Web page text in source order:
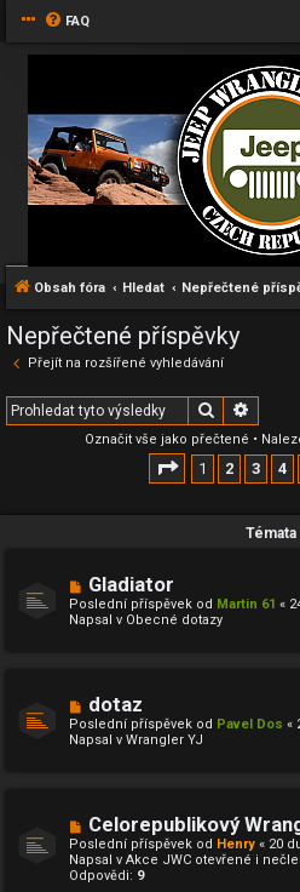
FAQ
Obsah fóra Hledat Nepřečtené
Nepřečtené příspěvky
Přejít na rozšířené vyhledávání
Hledat
Označit vše jako přečtené •
Stránka z 19
1 2 3 4
Témata
N
o
v
ý
p
ě
v
Gladiator
Poslední příspěvek od Martin 61 «
Napsal v Obecné dotazy
N
o
v
ý
p
ě
v
e
dotaz
Poslední příspěvek od Pavel Dos «
Napsal v Wrangler YJ
N
o
v
ý
p
Celorepublikový
Poslední příspěvek od Henry « 20
Napsal v Akce JWC otevřené i
Odpovědi: 9